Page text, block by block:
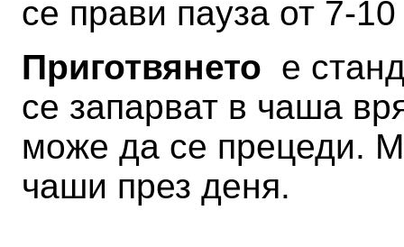
се прави пауза от 7-
Приготвянето е
се запарват в чаша
може да се прецеди.
чаши през деня.